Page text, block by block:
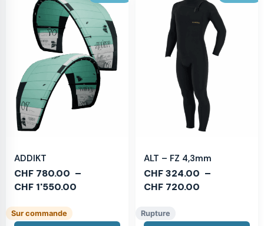
ADDIKT
CHF 780.00 –
CHF 1'550.00
Sur commande
ALT – FZ 4,3mm
CHF324.00 –
CHF 720.00
Rupture